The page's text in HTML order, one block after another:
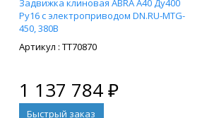
Задвижка клиновая ABRA A40 Ду400
Ру16 с электроприводом DN.RU-MTG-
450, 380В
: ТТ70870
1 137 784₽